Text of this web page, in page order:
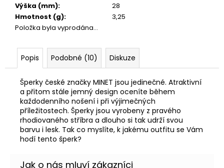
Výška (mm):
28
Hmotnost (g):
3,25
Položka byla vyprodána…
Popis Podobné (10) Diskuze
Šperky české značky MINET jsou jedinečné. Atraktivní
a přitom stále jemný design oceníte během
každodenního nošení i při výjimečných
příležitostech. Šperky jsou vyrobeny z pravého
rhodiovaného stříbra a dlouho si tak udrží svou
barvu i lesk. Tak co myslíte, k jakému outfitu se Vám
hodí tento šperk?